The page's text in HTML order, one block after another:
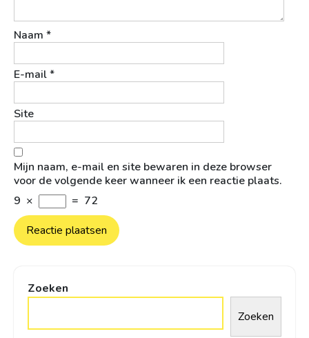
Naam *
E-mail*
Site
Mijn naam, e-mail en site bewaren in deze browser
voor de volgende keer wanneer ik een reactie plaats.
9 × = 72
Zoeken
Zoeken